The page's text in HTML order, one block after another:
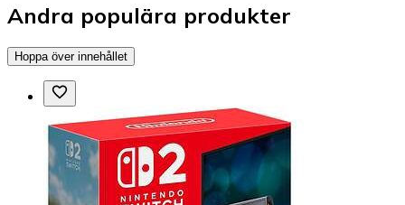
Andra populära produkter
Hoppa över innehållet